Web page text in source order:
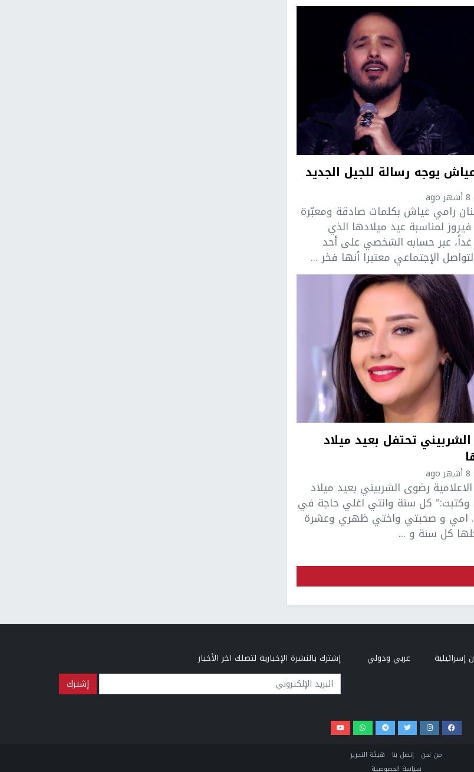
يوجه رسالة للجيل الجديد
رامي عياش بكلمات صادقة ومعبّرة
لمناسبة عيد ميلادها الذي
عبر حسابه الشخصي على أحد
الإجتماعي معتبرا أنها فخر ...
تحتفل بعيد ميلاد
رضوى الشربيني بعيد ميلاد
وكتبت:" كل سنة وانتي اغلي حاجة في
امي و صحبتي واختي ظهري وعشرة
كل سنة و ...
إسرائيلية
عربي ودولي
إشترك بالنشرة الإخبارية لتصلك اخر الأخبار
البريد الإلكتروني
من نحن إتصل بنا
هيئة التحرير
سياسة الخصوصية